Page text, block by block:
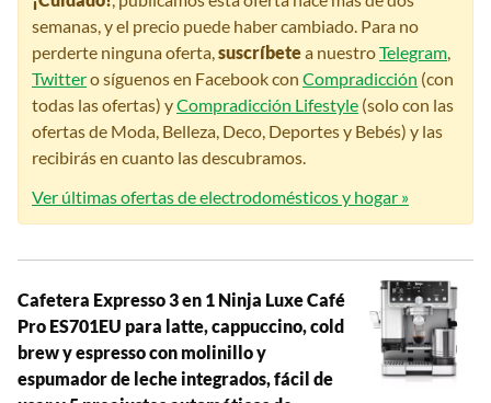
semanas, y el precio puede haber cambiado. Para no
perderte ninguna oferta,suscríbetea nuestroTelegram,
Twittero síguenos en Facebook con Compradicción (con
todas las ofertas) yCompradicción Lifestyle (solo con las
ofertas de Moda, Belleza, Deco, Deportes y Bebés) y las
recibirás en cuanto las descubramos.
Ver últimas ofertas de electrodomésticos y hogar »
Cafetera Expresso 3 en 1 Ninja Luxe Café
Pro ES701EU para latte, cappuccino, cold
brew y espresso con molinillo y
espumador de leche integrados, fácil de